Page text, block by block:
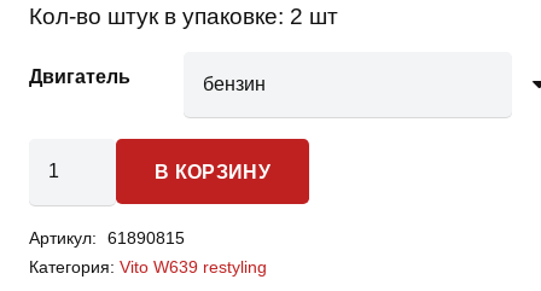
Кол-во штук в упаковке: 2 шт
Двигатель
товара
Benz
Vito
В КОРЗИНУ
Артикул:
61890815
Категория: Vito W639 restyling